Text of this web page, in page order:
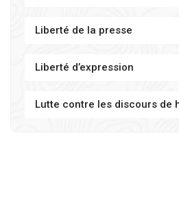
Liberté de la presse
Liberté d’expression
Lutte contre les discours de